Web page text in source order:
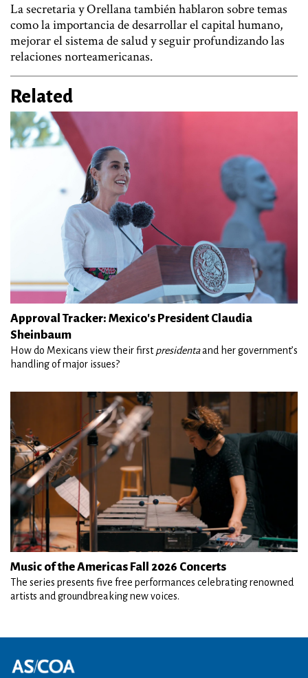
La secretaria y Orellana también hablaron sobre temas
como la importancia de desarrollar el capital humano,
mejorar el sistema de salud y seguir profundizando las
relaciones norteamericanas.
Related
Approval Tracker: Mexico's President Claudia
Sheinbaum
How do Mexicans view their firstpresidentaand her government’s
handling of major issues?
Music of the Americas Fall 2026 Concerts
The series presents five free performances celebrating renowned
artists and groundbreaking new voices.